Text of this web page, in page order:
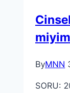
ByMNN
SORU: